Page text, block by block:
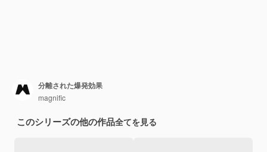
分離された爆発効果
magnific
このシリーズの他の作品全てを見る